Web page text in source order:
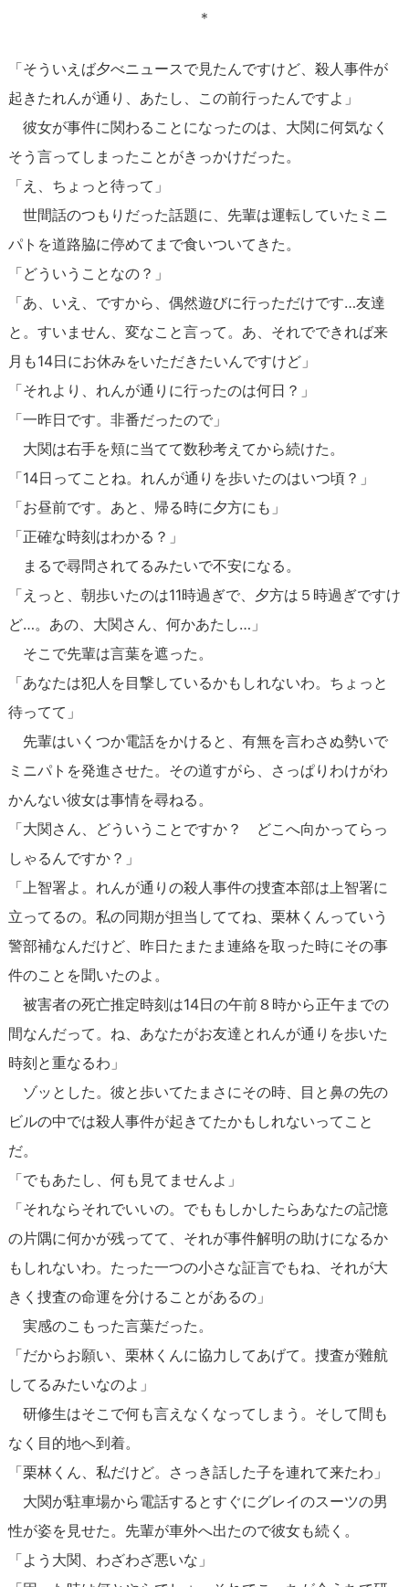
＊
「そういえば夕べニュースで見たんですけど、殺人事件が
起きたれんが通り、あたし、この前行ったんですよ」
彼女が事件に関わることになったのは、大関に何気なく
そう言ってしまったことがきっかけだった。
「え、ちょっと待って」
世間話のつもりだった話題に、先輩は運転していたミニ
パトを道路脇に停めてまで食いついてきた。
「どういうことなの？」
「あ、いえ、ですから、偶然遊びに行っただけです…友達
と。すいません、変なこと言って。あ、それでできれば来
月も14日にお休みをいただきたいんですけど」
「それより、れんが通りに行ったのは何日？」
「一昨日です。非番だったので」
大関は右手を頬に当てて数秒考えてから続けた。
「14日ってことね。れんが通りを歩いたのはいつ頃？」
「お昼前です。あと、帰る時に夕方にも」
「正確な時刻はわかる？」
まるで尋問されてるみたいで不安になる。
「えっと、朝歩いたのは11時過ぎで、夕方は５時過ぎですけ
ど…。あの、大関さん、何かあたし…」
そこで先輩は言葉を遮った。
「あなたは犯人を目撃しているかもしれないわ。ちょっと
待ってて」
先輩はいくつか電話をかけると、有無を言わさぬ勢いで
ミニパトを発進させた。その道すがら、さっぱりわけがわ
かんない彼女は事情を尋ねる。
「大関さん、どういうことですか？ どこへ向かってらっ
しゃるんですか？」
「上智署よ。れんが通りの殺人事件の捜査本部は上智署に
立ってるの。私の同期が担当しててね、栗林くんっていう
警部補なんだけど、昨日たまたま連絡を取った時にその事
件のことを聞いたのよ。
被害者の死亡推定時刻は14日の午前８時から正午までの
間なんだって。ね、あなたがお友達とれんが通りを歩いた
時刻と重なるわ」
ゾッとした。彼と歩いてたまさにその時、目と鼻の先の
ビルの中では殺人事件が起きてたかもしれないってこと
だ。
「でもあたし、何も見てませんよ」
「それならそれでいいの。でももしかしたらあなたの記憶
の片隅に何かが残ってて、それが事件解明の助けになるか
もしれないわ。たった一つの小さな証言でもね、それが大
きく捜査の命運を分けることがあるの」
実感のこもった言葉だった。
「だからお願い、栗林くんに協力してあげて。捜査が難航
してるみたいなのよ」
研修生はそこで何も言えなくなってしまう。そして間も
なく目的地へ到着。
「栗林くん、私だけど。さっき話した子を連れて来たわ」
大関が駐車場から電話するとすぐにグレイのスーツの男
性が姿を見せた。先輩が車外へ出たので彼女も続く。
「よう大関、わざわざ悪いな」